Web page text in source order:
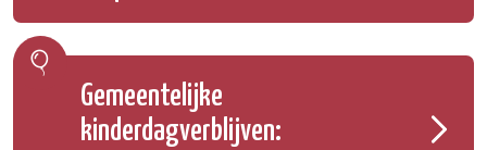
Gemeentelijke
kinderdagverblijven: